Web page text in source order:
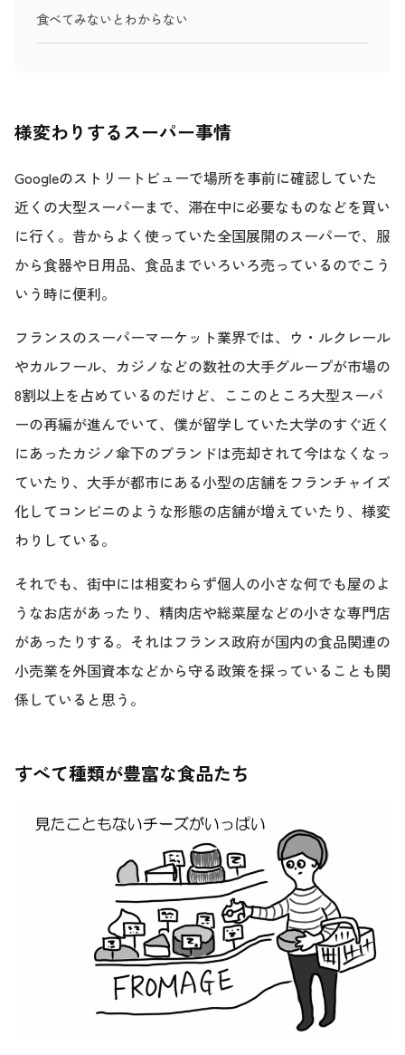
食べてみないとわからない
様変わりするスーパー事情
Googleのストリートビューで場所を事前に確認していた
近くの大型スーパーまで、滞在中に必要なものなどを買い
に行く。昔からよく使っていた全国展開のスーパーで、服
から食器や日用品、食品までいろいろ売っているのでこう
いう時に便利。
フランスのスーパーマーケット業界では、ウ・ルクレール
やカルフール、カジノなどの数社の大手グループが市場の
8割以上を占めているのだけど、ここのところ大型スーパ
ーの再編が進んでいて、僕が留学していた大学のすぐ近く
にあったカジノ傘下のブランドは売却されて今はなくなっ
ていたり、大手が都市にある小型の店舗をフランチャイズ
化してコンビニのような形態の店舗が増えていたり、様変
わりしている。
それでも、街中には相変わらず個人の小さな何でも屋のよ
うなお店があったり、精肉店や総菜屋などの小さな専門店
があったりする。それはフランス政府が国内の食品関連の
小売業を外国資本などから守る政策を採っていることも関
係していると思う。
すべて種類が豊富な食品たち